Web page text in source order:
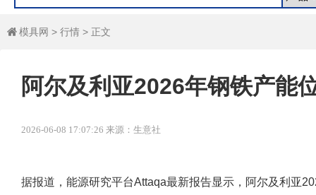
 模具网 > 行情 > 正文
阿尔及利亚2026年钢铁产能
2026-06-08 17:07:26 来源：生意社
据报道，能源研究平台Attaqa最新报告显示，阿尔及利亚